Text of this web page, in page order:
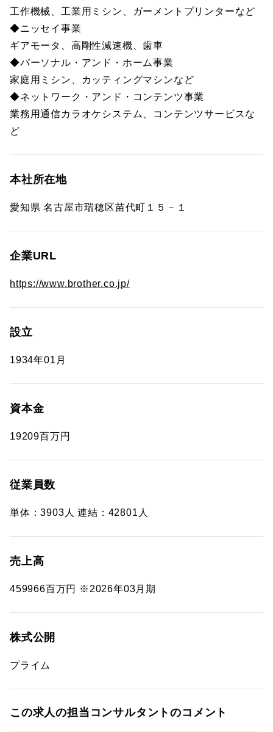
工作機械、工業用ミシン、ガーメントプリンターなど
◆ニッセイ事業
ギアモータ、高剛性減速機、歯車
◆パーソナル・アンド・ホーム事業
家庭用ミシン、カッティングマシンなど
◆ネットワーク・アンド・コンテンツ事業
業務用通信カラオケシステム、コンテンツサービスな
ど
本社所在地
愛知県 名古屋市瑞穂区苗代町１５－１
企業URL
https://www.brother.co.jp/
設立
1934年01月
資本金
19209百万円
従業員数
単体：3903人 連結：42801人
売上高
459966百万円 ※2026年03月期
株式公開
プライム
この求人の担当コンサルタントのコメント